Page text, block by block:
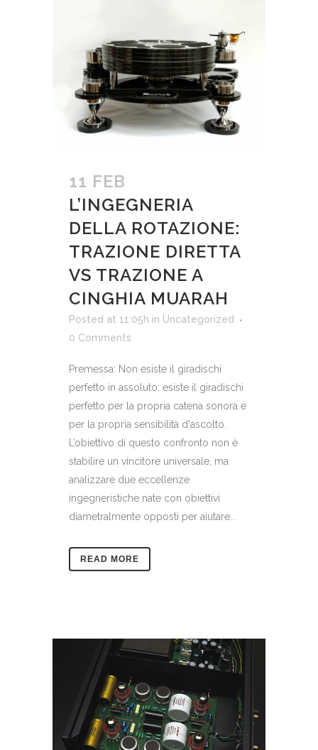
11 FEB
L’INGEGNERIA
DELLA ROTAZIONE:
TRAZIONE DIRETTA
VS TRAZIONE A
CINGHIA MUARAH
Posted at 11:05h in Uncategorized
0 Comments
Premessa: Non esiste il giradischi
perfetto in assoluto; esiste il giradischi
perfetto per la propria catena sonora e
per la propria sensibilità d'ascolto.
L’obiettivo di questo confronto non è
stabilire un vincitore universale, ma
analizzare due eccellenze
ingegneristiche nate con obiettivi
diametralmente opposti per aiutare...
READ MORE